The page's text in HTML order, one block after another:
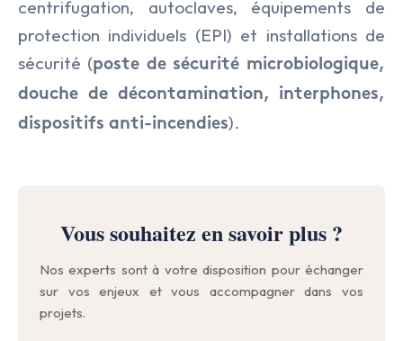
centrifugation, autoclaves, équipements de
protection individuels (EPI) et installations de
sécurité (poste de sécurité microbiologique,
douche de décontamination, interphones,
dispositifs anti-incendies).
Vous souhaitez en savoir plus ?
Nos experts sont à votre disposition pour échanger
sur vos enjeux et vous accompagner dans vos
projets.